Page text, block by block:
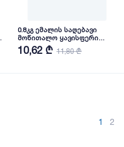
0.8კგ ემალის საღებავი
მოწითალო ყავისფერი
ATOLL ПФ-266
10,62 ₾ 11,80 ₾
1 2